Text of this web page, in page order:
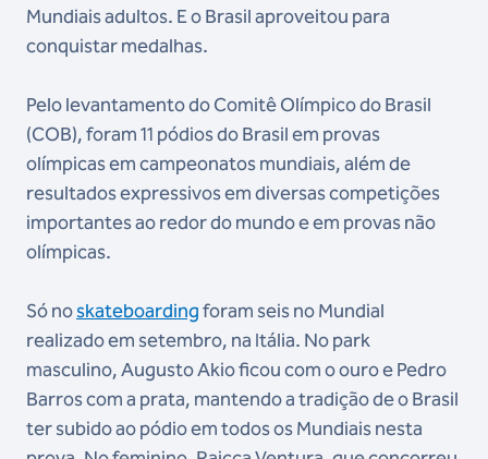
Mundiais adultos. E o Brasil aproveitou para
conquistar medalhas.
Pelo levantamento do Comitê Olímpico do Brasil
(COB), foram 11 pódios do Brasil em provas
olímpicas em campeonatos mundiais, além de
resultados expressivos em diversas competições
importantes ao redor do mundo e em provas não
olímpicas.
Só noskateboardingforam seis no Mundial
realizado em setembro, na Itália. No park
masculino, Augusto Akio ficou com o ouro e Pedro
Barros com a prata, mantendo a tradição de o Brasil
ter subido ao pódio em todos os Mundiais nesta